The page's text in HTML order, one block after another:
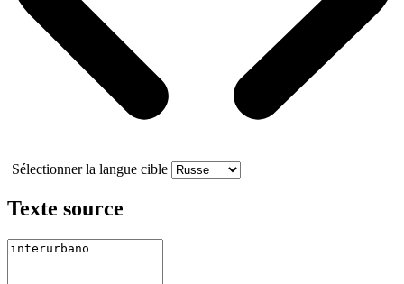
Sélectionner la langue cible
Texte source